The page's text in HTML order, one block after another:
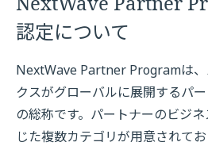
認定について
NextWave Partner Programは、
クスがグローバルに展開するパ
の総称です。パートナーのビジ
じた複数カテゴリが用意されて